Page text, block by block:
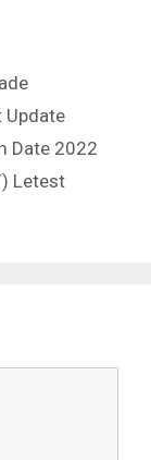
Update
Date 2022
Letest